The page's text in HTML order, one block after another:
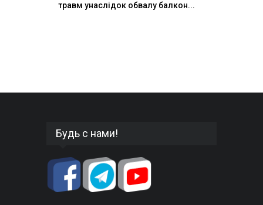
травм унаслідок обвалу балкон...
Будь с нами!